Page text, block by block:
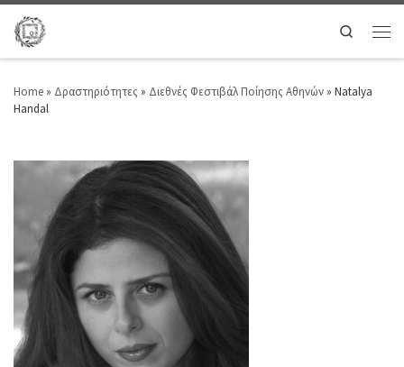
Search
Home » Δραστηριότητες » Διεθνές Φεστιβάλ Ποίησης Αθηνών » Natalya
Handal